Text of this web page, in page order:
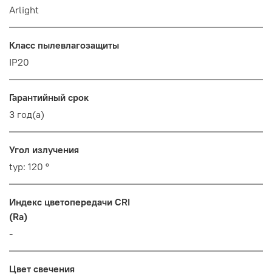
Arlight
Класс пылевлагозащиты
IP20
Гарантийный срок
3 год(а)
Угол излучения
typ: 120 °
Индекс цветопередачи CRI
(Ra)
-
Цвет свечения